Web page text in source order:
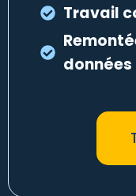
Travail
données